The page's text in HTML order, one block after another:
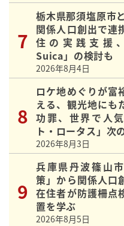
栃木県那須塩原市
関係人口創出で連
住の実践支援
Suica」の検討も
2026年8月4日
ロケ地めぐりが富
える、観光地にも
功罪、世界で人
ト・ロータス」次
2026年8月3日
兵庫県丹波篠山
策」から関係人口
在住者が防護柵点
置を学ぶ
2026年8月5日